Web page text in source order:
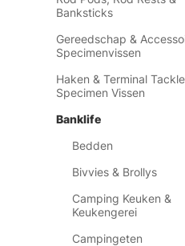
Banksticks
Gereedschap &
Specimenvissen
Haken & Terminal Tackle
Specimen Vissen
Banklife
Bedden
Bivvies & Brollys
Camping Keuken &
Keukengerei
Campingeten